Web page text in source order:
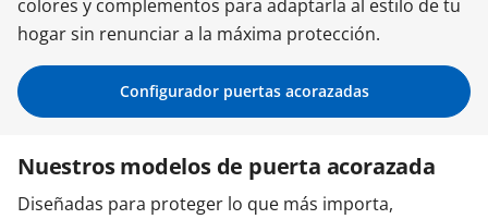
Iniciar sesión
Contacta con nosotros
colores y complementos para adaptarla al estilo de tu
hogar sin renunciar a la máxima protección.
Configurador puertas acorazadas
Nuestros modelos de puerta acorazada
Diseñadas para proteger lo que más importa,